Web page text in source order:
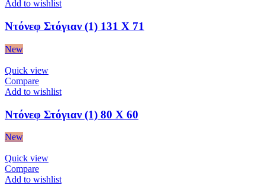
Add to wishlist
Ντόνεφ Στόγιαν (1) 131 Χ 71
New
Quick view
Compare
Add to wishlist
Ντόνεφ Στόγιαν (1) 80 Χ 60
New
Quick view
Compare
Add to wishlist